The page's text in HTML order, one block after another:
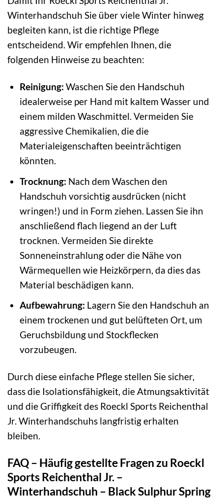
Winterhandschuh Sie über viele Winter hinweg
begleiten kann, ist die richtige Pflege
entscheidend. Wir empfehlen Ihnen, die
folgenden Hinweise zu beachten:
Reinigung: Waschen Sie den Handschuh
idealerweise per Hand mit kaltem Wasser und
einem milden Waschmittel. Vermeiden Sie
aggressive Chemikalien, die die
Materialeigenschaften beeinträchtigen
könnten.
Trocknung: Nach dem Waschen den
Handschuh vorsichtig ausdrücken (nicht
wringen!) und in Form ziehen. Lassen Sie ihn
anschließend flach liegend an der Luft
trocknen. Vermeiden Sie direkte
Sonneneinstrahlung oder die Nähe von
Wärmequellen wie Heizkörpern, da dies das
Material beschädigen kann.
Aufbewahrung: Lagern Sie den Handschuh an
einem trockenen und gut belüfteten Ort, um
Geruchsbildung und Stockflecken
vorzubeugen.
Durch diese einfache Pflege stellen Sie sicher,
dass die Isolationsfähigkeit, die Atmungsaktivität
und die Griffigkeit des Roeckl Sports Reichenthal
Jr. Winterhandschuhs langfristig erhalten
bleiben.
FAQ – Häufig gestellte Fragen zu Roeckl
Sports Reichenthal Jr. –
Winterhandschuh – Black Sulphur Spring